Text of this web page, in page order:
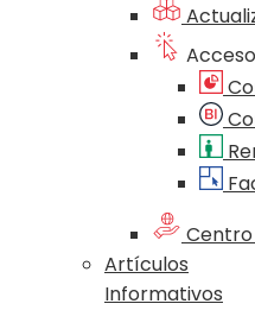
Artículos
Informativos